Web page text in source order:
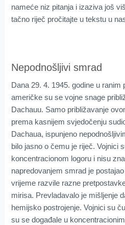
nameće niz pitanja i izaziva još
tačno riječ pročitajte u tekstu u
Nepodnošljivi smrad
Dana 29. 4. 1945. godine u
američke su se vojne snage
Dachauu. Samo približavanje
prema kasnijem svjedočenju
Dachaua, ispunjeno
bilo jasno o čemu je riječ. Vojnici
koncentracionom logoru i nisu
napredovanjem smrad je
vrijeme razvile razne
mirisa. Prevladavalo je mišljenje
hemijsko postrojenje. Vojnici su
su se događale u